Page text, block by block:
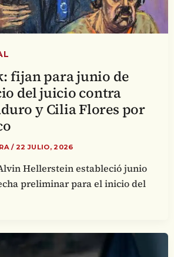
fijan para junio de
del juicio contra
y Cilia Flores por
/ 22 JULIO, 2026
Hellerstein estableció junio
preliminar para el inicio del